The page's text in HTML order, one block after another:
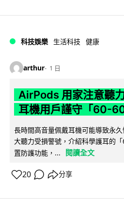
科技娛樂 生活科技 健康
arthur 1 日
AirPods 用家注意聽
耳機用戶謹守「60-
長時間高音量佩戴耳機可能導致永
大聽力受損警號，介紹科學護耳的
置防護功能，...
閱讀全文
20 分享